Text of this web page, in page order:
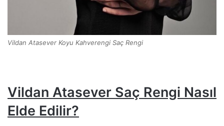
Vildan Atasever Koyu Kahverengi Saç Rengi
Vildan Atasever Saç Rengi Nasıl
Elde Edilir?